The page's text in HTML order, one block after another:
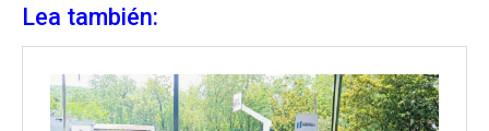
Lea también: